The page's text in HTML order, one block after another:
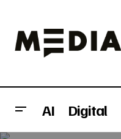
AI Digital